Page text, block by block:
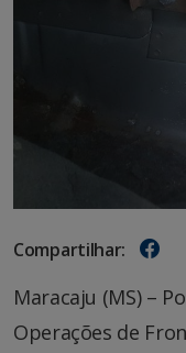
Compartilhar:
Maracaju (MS) –
Operações de